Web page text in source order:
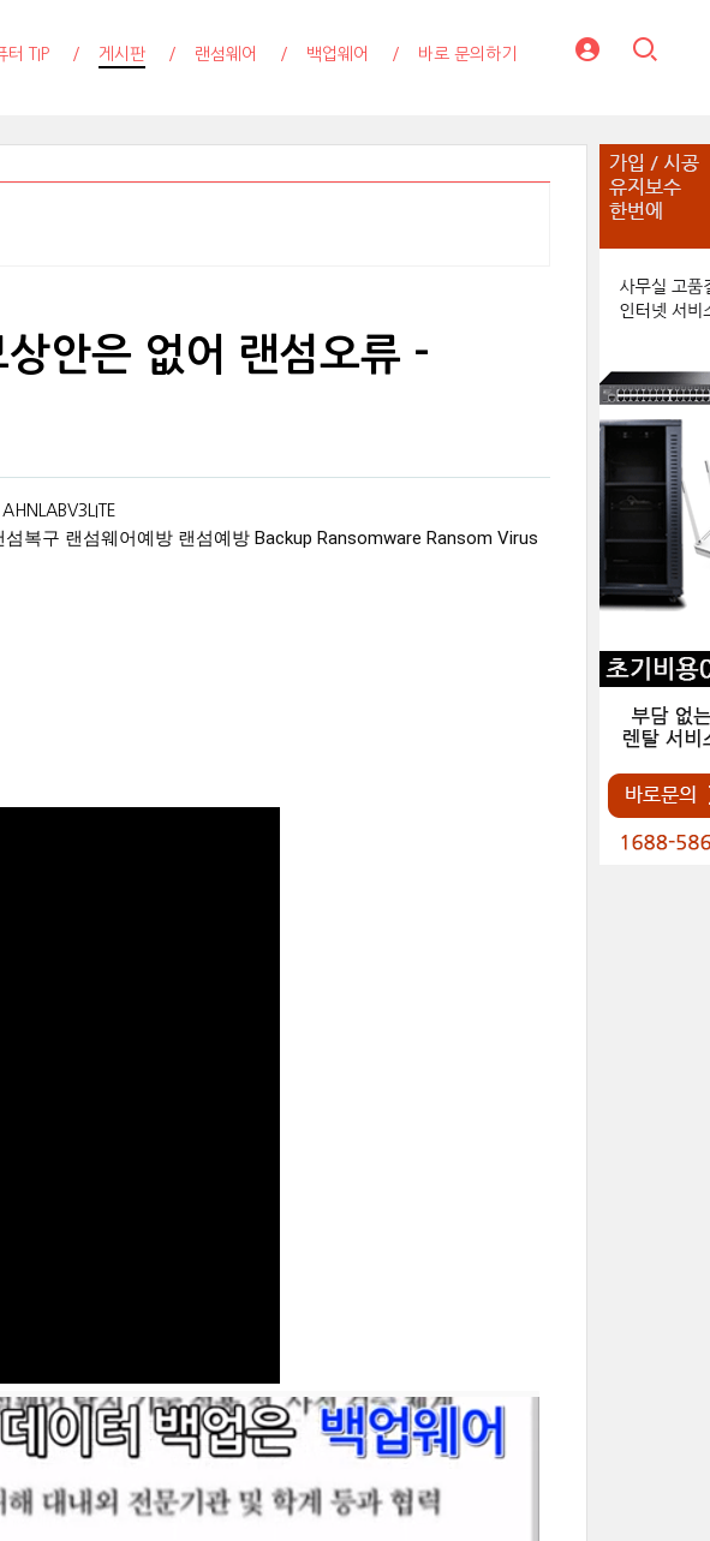
터 TIP 게시판 랜섬웨어 백업웨어 바로 문의하기
안은 없어 랜섬오류 -
복구 랜섬웨어예방 랜섬예방 Backup Ransomware Ransom Virus